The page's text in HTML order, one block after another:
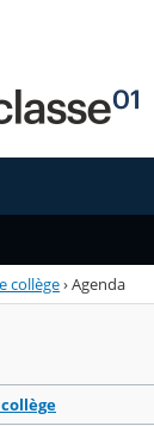
collège›Agenda